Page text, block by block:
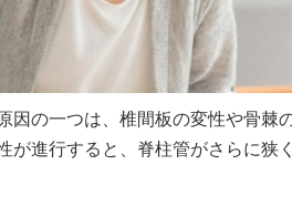
因の一つは、椎間板の変性や骨棘
が進行すると、脊柱管がさらに狭